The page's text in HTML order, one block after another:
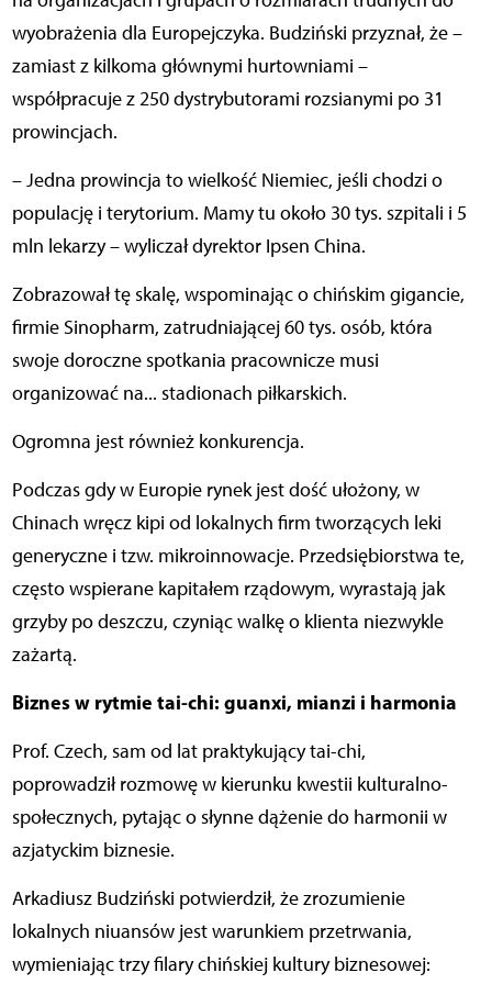
wyobrażenia dla Europejczyka. Budziński przyznał, że –
zamiast z kilkoma głównymi hurtowniami –
współpracuje z 250 dystrybutorami rozsianymi po 31
prowincjach.
– Jedna prowincja to wielkość Niemiec, jeśli chodzi o
populację i terytorium. Mamy tu około 30 tys. szpitali i 5
mln lekarzy – wyliczał dyrektor Ipsen China.
Zobrazował tę skalę, wspominając o chińskim gigancie,
firmie Sinopharm, zatrudniającej 60 tys. osób, która
swoje doroczne spotkania pracownicze musi
organizować na... stadionach piłkarskich.
Ogromna jest również konkurencja.
Podczas gdy w Europie rynek jest dość ułożony, w
Chinach wręcz kipi od lokalnych firm tworzących leki
generyczne i tzw. mikroinnowacje. Przedsiębiorstwa te,
często wspierane kapitałem rządowym, wyrastają jak
grzyby po deszczu, czyniąc walkę o klienta niezwykle
zażartą.
Biznes w rytmie tai-chi: guanxi, mianzi i harmonia
Prof. Czech, sam od lat praktykujący tai-chi,
poprowadził rozmowę w kierunku kwestii kulturalno-
społecznych, pytając o słynne dążenie do harmonii w
azjatyckim biznesie.
Arkadiusz Budziński potwierdził, że zrozumienie
lokalnych niuansów jest warunkiem przetrwania,
wymieniając trzy filary chińskiej kultury biznesowej: